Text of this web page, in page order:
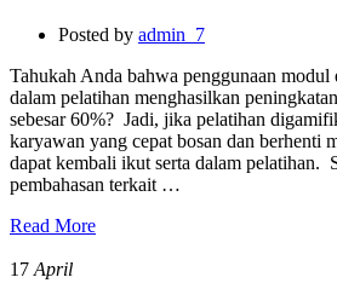
Posted by admin_7
Tahukah Anda bahwa penggunaan
dalam pelatihan menghasilkan
sebesar 60%? Jadi, jika pelatihan
karyawan yang cepat bosan dan berhenti
dapat kembali ikut serta dalam pelatihan.
pembahasan terkait …
Read More
17 April